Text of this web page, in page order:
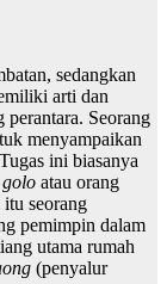
sedangkan
arti dan
perantara. Seorang
menyampaikan
ini biasanya
atau orang
seorang
pemimpin dalam
utama rumah
(penyalur